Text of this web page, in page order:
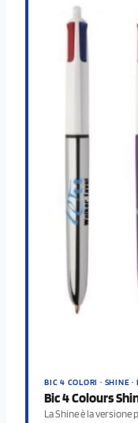
BIC 4 COLORI · SHINE
Bic 4 Colours
La Shine è la